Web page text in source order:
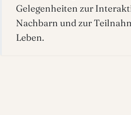
Gelegenheiten zur
Nachbarn und zur
Leben.